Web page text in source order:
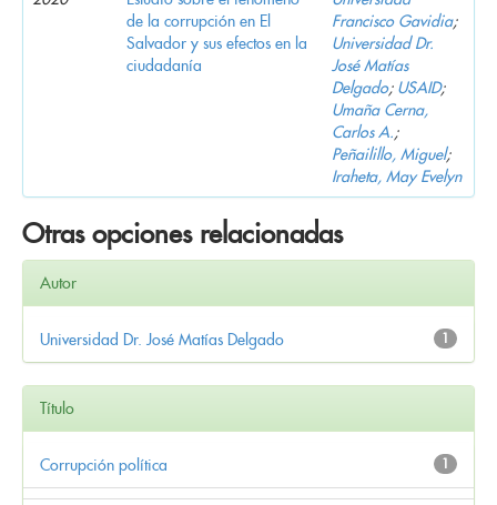
de la corrupción en El
Salvador y sus efectos en la
ciudadanía
Francisco Gavidia;
Universidad Dr.
José Matías
Delgado; USAID;
Umaña Cerna,
Carlos A.;
Peñailillo, Miguel;
Iraheta, May Evelyn
Otras opciones relacionadas
Autor
1
Universidad Dr. José Matías Delgado
Título
1
Corrupción política